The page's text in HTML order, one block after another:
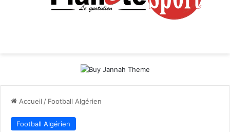
Accueil / Football Algérien
Football Algérien